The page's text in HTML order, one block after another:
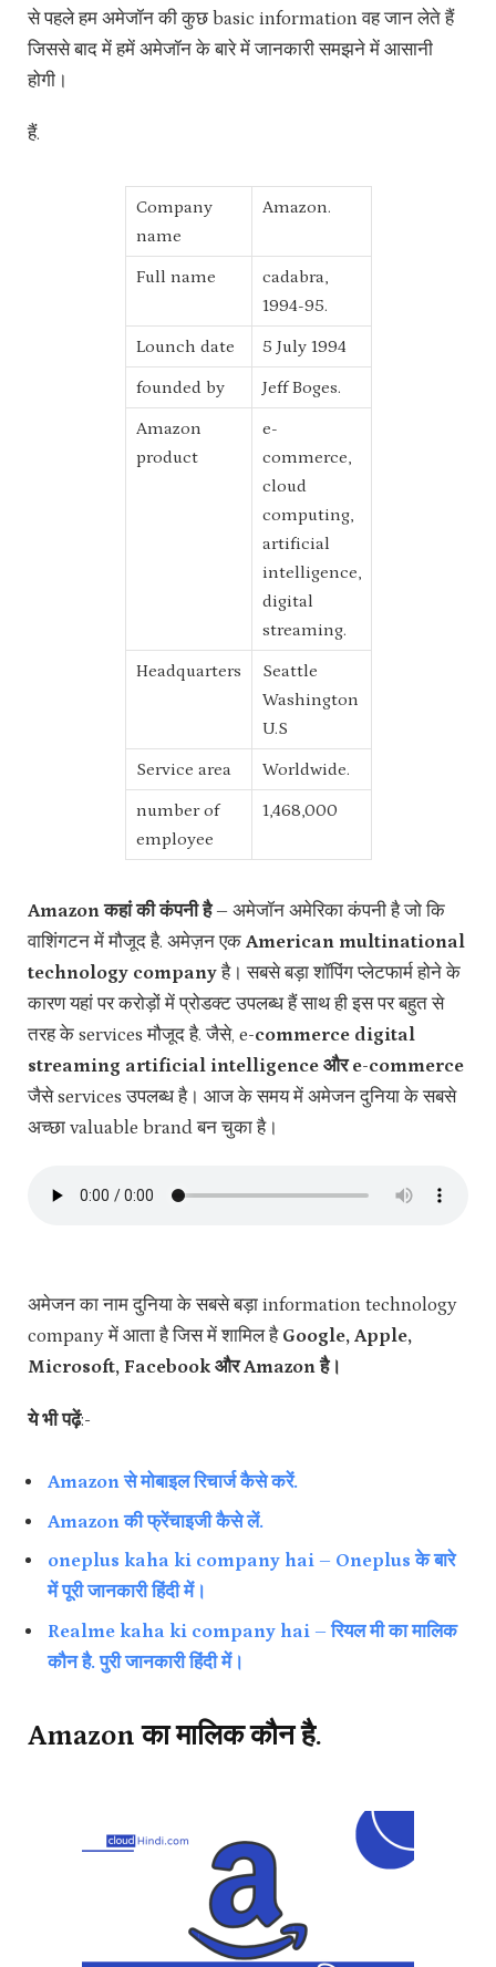
से पहले हम अमेजॉन की कुछ basic information वह जान लेते हैं
जिससे बाद में हमें अमेजॉन के बारे में जानकारी समझने में आसानी
होगी।
हैं.
Company
name
Amazon.
Full name
cadabra,
1994-95.
Lounch date 5 July 1994
founded by Jeff Boges.
Amazon
product
e-
commerce,
cloud
computing,
artificial
intelligence,
digital
streaming.
Headquarters
Seattle
Washington
U.S
Service area Worldwide.
number of
employee
1,468,000
Amazon कहां की कंपनी है – अमेजॉन अमेरिका कंपनी है जो कि
वाशिंगटन में मौजूद है. अमेज़न एक American multinational
technology companyहै। सबसे बड़ा शॉपिंग प्लेटफार्म होने के
कारण यहां पर करोड़ों में प्रोडक्ट उपलब्ध हैं साथ ही इस पर बहुत से
तरह के services मौजूद है. जैसे, e-commerce digital
streaming artificial intelligence और e-commerce
जैसे services उपलब्ध है। आज के समय में अमेजन दुनिया के सबसे
अच्छा valuable brand बन चुका है।
अमेजन का नाम दुनिया के सबसे बड़ा information technology
company में आता है जिस में शामिल है Google, Apple,
Microsoft, Facebook और Amazon है।
ये भी पढ़ें:-
Amazon से मोबाइल रिचार्ज कैसे करें.
Amazon की फ्रेंचाइजी कैसे लें.
oneplus kaha ki company hai – Oneplus के बारे
में पूरी जानकारी हिंदी में।
Realme kaha ki company hai – रियल मी का मालिक
कौन है. पुरी जानकारी हिंदी में।
Amazon का मालिक कौन है.